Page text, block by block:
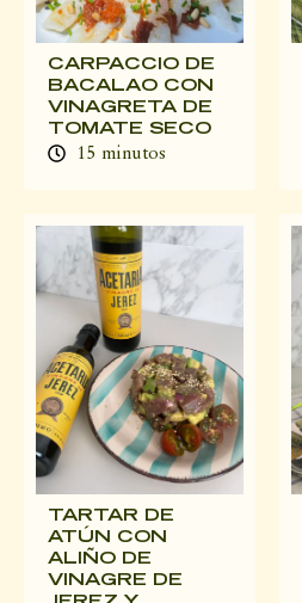
CARPACCIO DE
BACALAO CON
VINAGRETA DE
TOMATE SECO
15 minutos
TARTAR DE
ATÚN CON
ALIÑO DE
VINAGRE DE